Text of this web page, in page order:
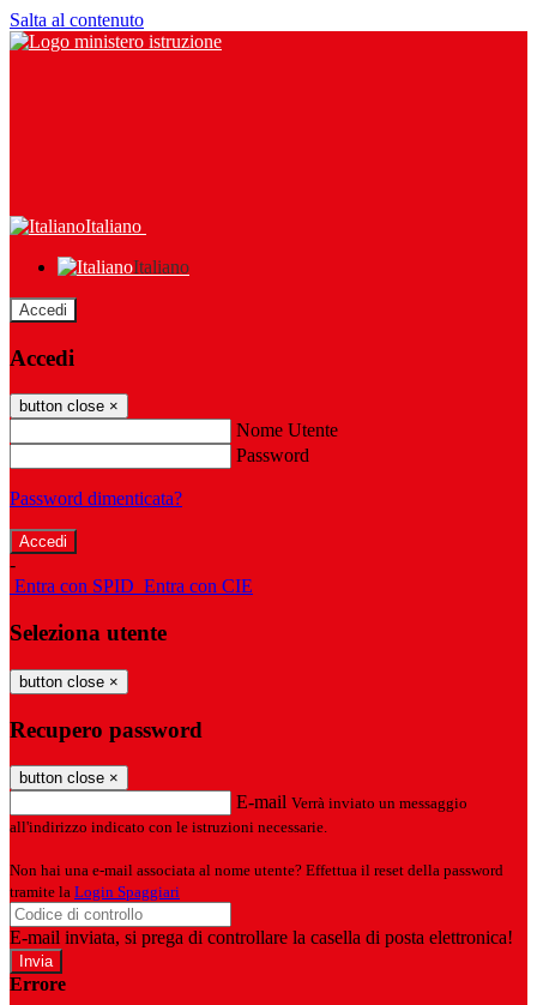
Salta al contenuto
Italiano
Italiano
Accedi
Accedi
button close ×
Nome Utente
Password
Password dimenticata?
-
Entra con SPID Entra con CIE
Seleziona utente
button close ×
Recupero password
button close ×
E-mail Verrà inviato un messaggio
all'indirizzo indicato con le istruzioni necessarie.
Non hai una e-mail associata al nome utente? Effettua il reset della password
tramite la Login Spaggiari
E-mail inviata, si prega di controllare la casella di posta elettronica!
Errore